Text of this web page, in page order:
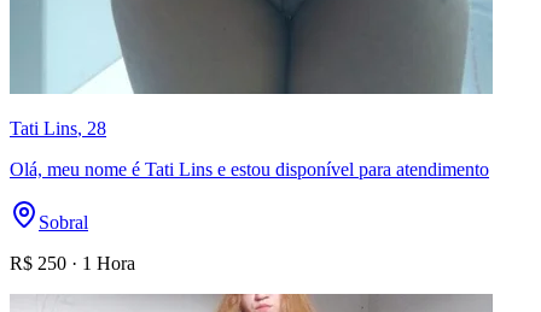
Tati Lins, 28
Olá, meu nome é Tati Lins e estou disponível para atendimento
Sobral
R$ 250 · 1 Hora